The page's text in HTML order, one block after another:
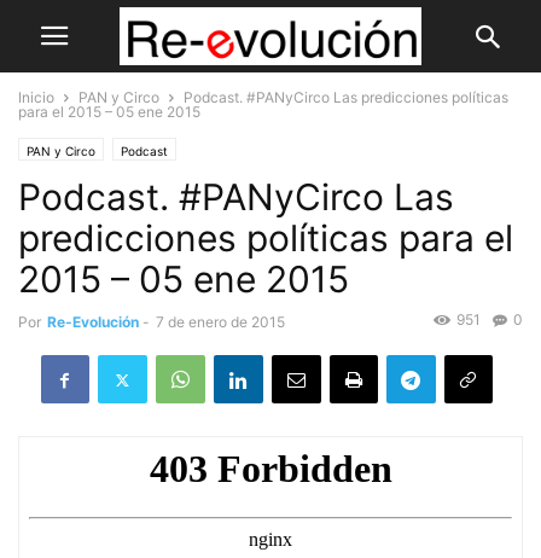
Inicio PAN y Circo
Podcast. #PANyCirco Las predicciones políticas
para el 2015 – 05 ene 2015
PAN y Circo Podcast
Podcast. #PANyCirco Las
predicciones políticas para el
2015 – 05 ene 2015
Por Re-Evolución - 7 de enero de 2015 0
951